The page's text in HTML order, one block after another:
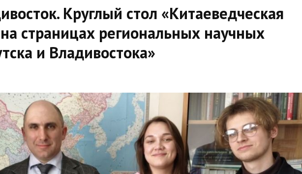
Круглый стол «Китаеведческая
страницах региональных научных
и Владивостока»